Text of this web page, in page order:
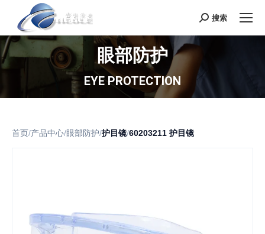
Search:
搜索
眼部防护
EYE PROTECTION
首页 /产品中心/眼部防护/护目镜/60203211 护目镜